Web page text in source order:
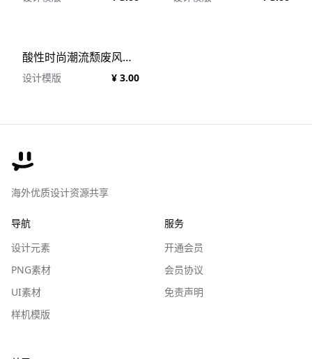
酸性时尚潮流颓废风摇滚音乐专辑CD封面设计PSD模板 Cover Art Template Pack VOL.1
设计模版 ¥ 3.00
海外优质设计资源共享
导航
设计元素
PNG素材
UI素材
样机模版
服务
开通会员
会员协议
免责声明